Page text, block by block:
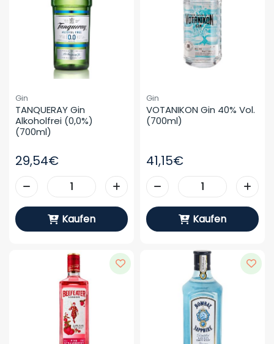
Gin
TANQUERAY Gin
Alkoholfrei (0,0%)
(700ml)
29,54€
Kaufen
Gin
VOTANIKON Gin 40% Vol.
(700ml)
41,15€
Kaufen